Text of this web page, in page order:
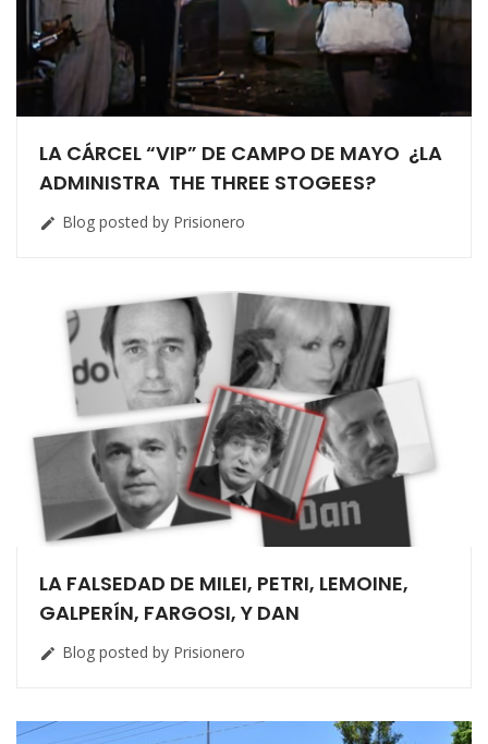
LA CÁRCEL “VIP” DE CAMPO DE MAYO ¿LA
ADMINISTRA THE THREE STOGEES?
 Blog posted by Prisionero
LA FALSEDAD DE MILEI, PETRI, LEMOINE,
GALPERÍN, FARGOSI, Y DAN
 Blog posted by Prisionero